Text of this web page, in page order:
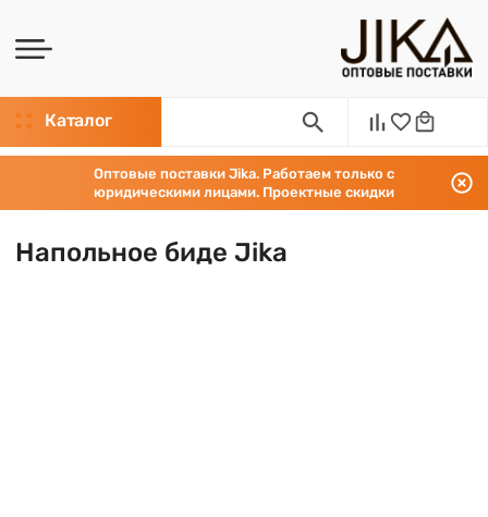
Каталог
Оптовые поставки Jika. Работаем только с
юридическими лицами. Проектные скидки
Напольное биде Jika